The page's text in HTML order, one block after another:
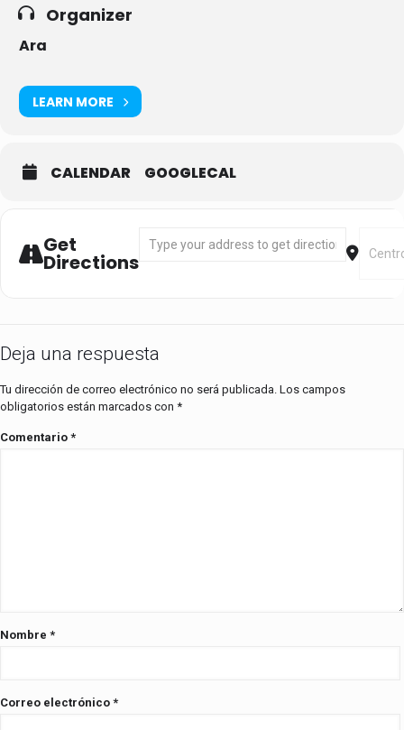
Organizer
Ara
LEARN MORE
CALENDAR GOOGLECAL
Get
Directions
Address - Spinning [gIIbcacRB]
Deja una respuesta
Tu dirección de correo electrónico no será publicada. Los campos
obligatorios están marcados con *
Comentario *
Nombre *
Correo electrónico *